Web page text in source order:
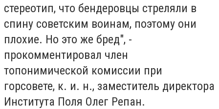
стереотип, что бендеровцы стреляли в
спину советским воинам, поэтому они
плохие. Но это же бред", -
прокомментировал член
топонимической комиссии при
горсовете, к. и. н., заместитель директора
Института Поля Олег Репан.